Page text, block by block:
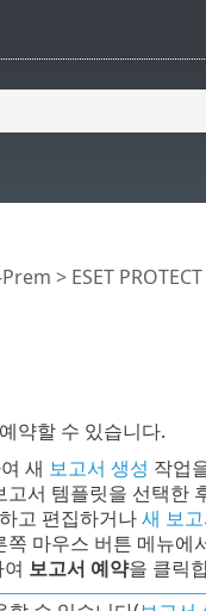
Prem > ESET
약할 수 있습니다.
새 보고서 생성 작업
서 템플릿을 선택한
고 편집하거나새 보
마우스 버튼 메뉴에
보고서 예약을 클릭